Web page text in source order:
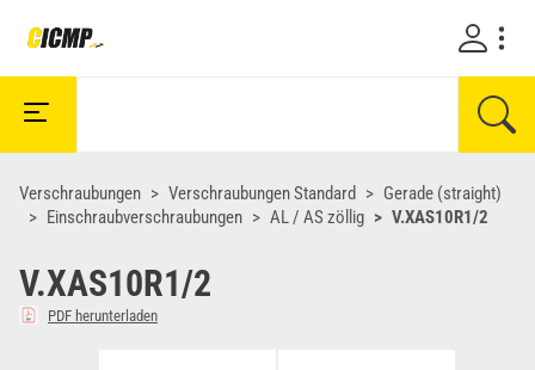
Verschraubungen Verschraubungen Standard
Gerade (straight)
Einschraubverschraubungen
AL / AS zöllig V.XAS10R1/2
V.XAS10R1/2
PDF herunterladen